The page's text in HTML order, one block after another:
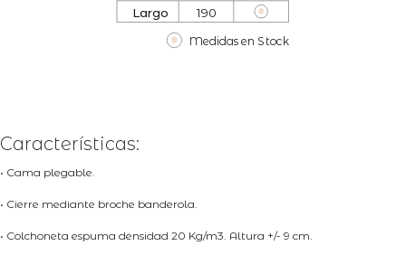
Largo 190
Medidas en S tock
Características:
• Cama plegable.
• Cierre mediante broche banderola.
• Colchoneta espuma densidad 20 Kg/m3. Altura +/- 9 cm.